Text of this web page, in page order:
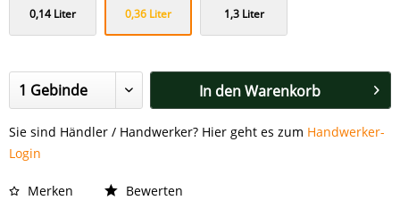
0,14 Liter 0,36 Liter 1,3 Liter
In denWarenkorb
Sie sind Händler / Handwerker? Hier geht es zum Handwerker-
Login
Merken Bewerten